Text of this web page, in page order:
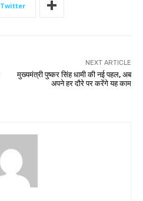
Twitter
NEXT ARTICLE
मुख्यमंत्री पुष्कर सिंह धामी की नई पहल, अब
अपने हर दौरे पर करेंगे यह काम